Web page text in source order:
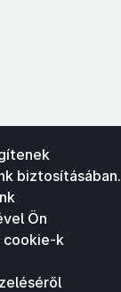
biztosításában.
Ön
cookie-k